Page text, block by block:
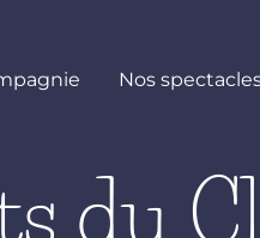
Nos
du